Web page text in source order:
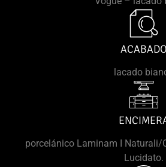
ACABADO
lacado
porcelánico Laminam I
Lucidato.